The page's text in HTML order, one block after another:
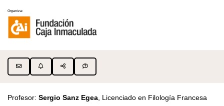
Organiza:
Profesor: Sergio Sanz Egea , Licenciado en Filología Francesa